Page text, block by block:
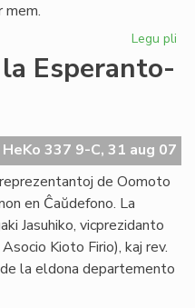
mem.
Legu pli
Esperanto-
HeKo 337 9-C, 31 aug 07
de Oomoto
en Ĉaŭdefono. La
Jasuhiko, vicprezidanto
Kioto Firio), kaj rev.
la eldona departemento